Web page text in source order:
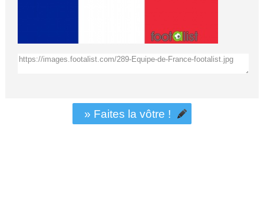
» Faites la vôtre !